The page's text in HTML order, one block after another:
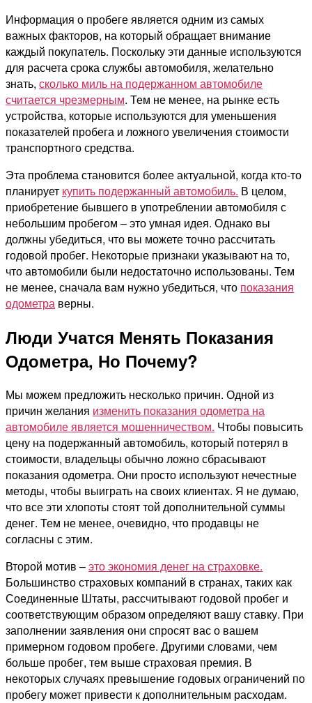
Информация о пробеге является одним из самых
важных факторов, на который обращает внимание
каждый покупатель. Поскольку эти данные используются
для расчета срока службы автомобиля, желательно
знать, сколько миль на подержанном автомобиле
считается чрезмерным. Тем не менее, на рынке есть
устройства, которые используются для уменьшения
показателей пробега и ложного увеличения стоимости
транспортного средства.
Эта проблема становится более актуальной, когда кто-то
планирует купить подержанный автомобиль. В целом,
приобретение бывшего в употреблении автомобиля с
небольшим пробегом – это умная идея. Однако вы
должны убедиться, что вы можете точно рассчитать
годовой пробег. Некоторые признаки указывают на то,
что автомобили были недостаточно использованы. Тем
не менее, сначала вам нужно убедиться, что показания
одометра верны.
Люди Учатся Менять Показания
Одометра, Но Почему?
Мы можем предложить несколько причин. Одной из
причин желания изменить показания одометра на
автомобиле является мошенничеством. Чтобы повысить
цену на подержанный автомобиль, который потерял в
стоимости, владельцы обычно ложно сбрасывают
показания одометра. Они просто используют нечестные
методы, чтобы выиграть на своих клиентах. Я не думаю,
что все эти хлопоты стоят той дополнительной суммы
денег. Тем не менее, очевидно, что продавцы не
согласны с этим.
Второй мотив –это экономия денег на страховке.
Большинство страховых компаний в странах, таких как
Соединенные Штаты, рассчитывают годовой пробег и
соответствующим образом определяют вашу ставку. При
заполнении заявления они спросят вас о вашем
примерном годовом пробеге. Другими словами, чем
больше пробег, тем выше страховая премия. В
некоторых случаях превышение годовых ограничений по
пробегу может привести к дополнительным расходам.